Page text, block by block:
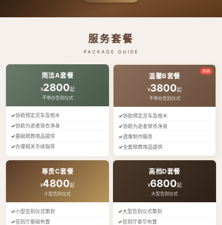
服务套餐
PACKAGE GUIDE
简洁A套餐
¥2800起
不举办告别仪式
协助预定灵车及棺木
协助为逝者穿衣净身
基础殡葬用品提供
办理相关手续指导
热销
温馨B套餐
¥3800起
不举办告别仪式
协助预定灵车及棺木
协助为逝者穿衣净身
遗像制作服务
全套殡葬用品提供
尊贵C套餐
¥4800起
小型告别仪式
小型告别仪式策划
告别厅基础布置
高档D套餐
¥6800起
大型告别仪式
大型告别仪式策划
告别厅豪华布置